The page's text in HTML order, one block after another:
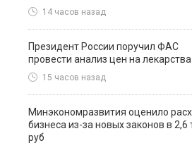
14 часов назад
Президент России поручил ФАС
провести анализ цен на лекарства
15 часов назад
Минэкономразвития оценило
бизнеса из-за новых законов в 2,6
руб